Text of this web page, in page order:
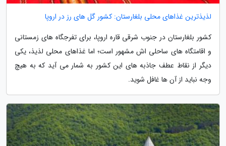
لذیذترین غذاهای محلی بلغارستان: کشور گل های رز در اروپا
کشور بلغارستان در جنوب شرقی قاره اروپا، برای تفرجگاه های زمستانی
و اقامتگاه های ساحلی اش مشهور است؛ اما غذاهای محلی لذیذ، یکی
دیگر از نقاط عطف جاذبه های این کشور به شمار می آید که به هیچ
وجه نباید از آن ها غافل شوید.